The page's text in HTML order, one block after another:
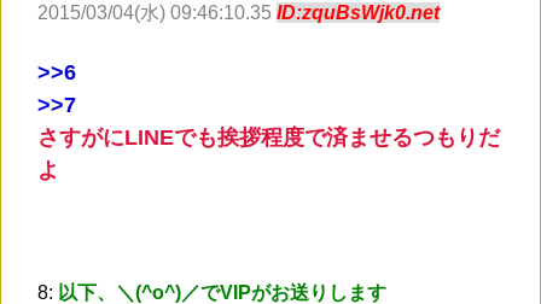
2015/03/04(水) 09:46:10.35 ID:zquBsWjk0.net
>>6
>>7
さすがにLINEでも挨拶程度で済ませるつもりだ
よ
8: 以下、＼(^o^)／でVIPがお送りします